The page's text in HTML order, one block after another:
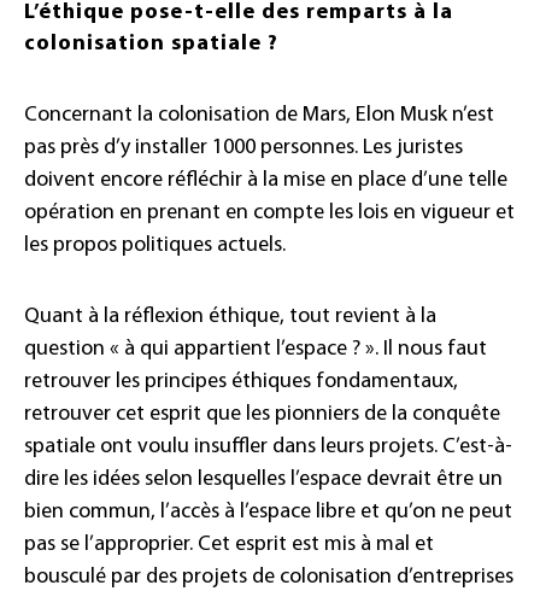
L’éthique pose-t-elle des remparts à la
colonisation spatiale ?
Concernant la colonisation de Mars, Elon Musk n’est
pas près d’y installer 1000 personnes. Les juristes
doivent encore réfléchir à la mise en place d’une telle
opération en prenant en compte les lois en vigueur et
les propos politiques actuels.
Quant à la réflexion éthique, tout revient à la
question « à qui appartient l’espace ? ». Il nous faut
retrouver les principes éthiques fondamentaux,
retrouver cet esprit que les pionniers de la conquête
spatiale ont voulu insuffler dans leurs projets. C’est-à-
dire les idées selon lesquelles l’espace devrait être un
bien commun, l’accès à l’espace libre et qu’on ne peut
pas se l’approprier. Cet esprit est mis à mal et
bousculé par des projets de colonisation d’entreprises